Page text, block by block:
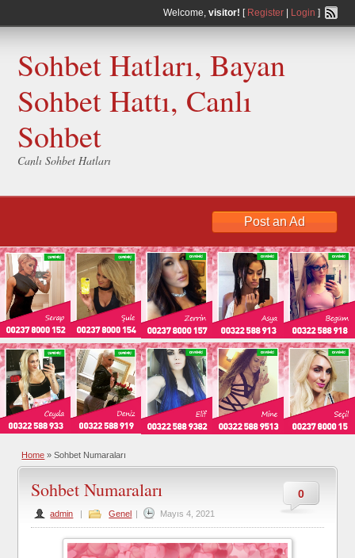
Welcome, visitor! [ Register| Login ]
Sohbet Hatları, Bayan
Sohbet Hattı, Canlı
Sohbet
Canlı Sohbet Hatları
Post an Ad
Home » Sohbet Numaraları
0
Sohbet Numaraları
admin | Genel | Mayıs 4, 2021